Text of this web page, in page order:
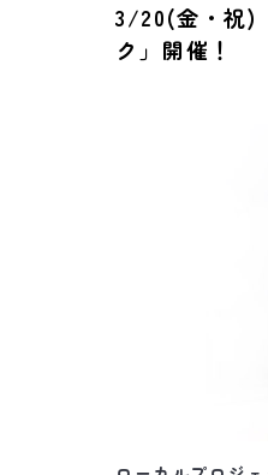
3/20(金・祝)
ク」開催！